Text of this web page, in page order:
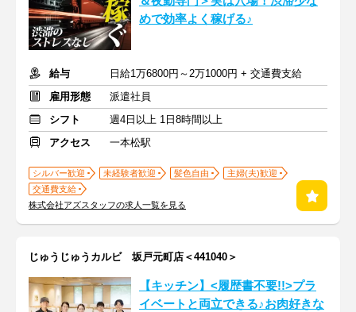
めで効率よく稼げる♪
給与
日給1万6800円～2万1000円 + 交通費支給
雇用形態
派遣社員
シフト
週4日以上 1日8時間以上
アクセス
一本松駅
シルバー歓迎 未経験者歓迎 髪色自由
主婦(夫)歓迎
交通費支給
株式会社アズスタッフの求人一覧を見る
じゅうじゅうカルビ 坂戸元町店＜441040＞
【キッチン】<履歴書不要!!>プラ
イベートと両立できる♪お肉好きな